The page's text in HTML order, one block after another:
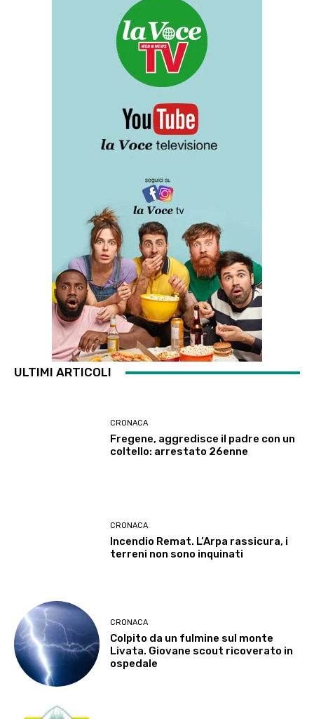
ULTIMI ARTICOLI
CRONACA
Fregene, aggredisce il padre con un
coltello: arrestato 26enne
CRONACA
Incendio Remat. L’Arpa rassicura, i
terreni non sono inquinati
CRONACA
Colpito da un fulmine sul monte
Livata. Giovane scout ricoverato in
ospedale